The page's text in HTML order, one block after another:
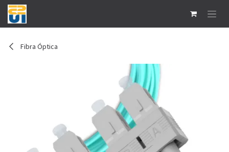
Ir al contenido
Fibra Óptica